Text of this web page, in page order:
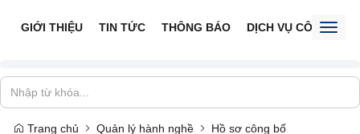
GIỚI THIỆU TIN TỨC THÔNG BÁO DỊCH VỤ CÔNG
Trang chủ Quản lý hành nghề Hồ sơ công bố